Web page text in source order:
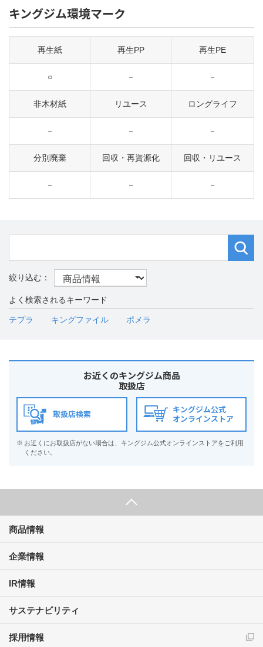
キングジム環境マーク
再生紙 再生PP 再生PE
○ － －
非木材紙 リユース ロングライフ
－ － －
分別廃棄 回収・再資源化 回収・リユース
－ － －
よく検索されるキーワード
テプラ キングファイル ポメラ
お近くのキングジム商品
取扱店
取扱店検索
キングジム公式
オンラインストア
※ お近くにお取扱店がない場合は、キングジム公式オンラインストアをご利用
ください。
商品情報
企業情報
IR情報
サステナビリティ
採用情報